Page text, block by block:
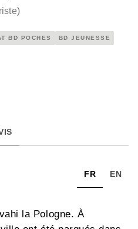
)
BD POCHES BD JEUNESSE
FR EN
la Pologne. À